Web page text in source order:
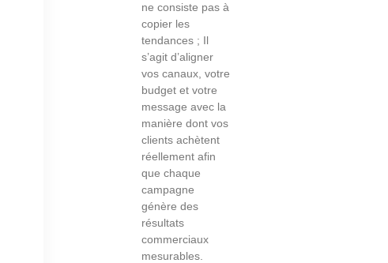
ne consiste pas à
copier les
tendances ; Il
s’agit d’aligner
vos canaux, votre
budget et votre
message avec la
manière dont vos
clients achètent
réellement afin
que chaque
campagne
génère des
résultats
commerciaux
mesurables.